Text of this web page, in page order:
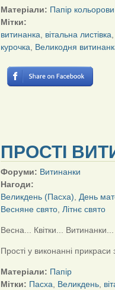
Матеріали: Папір
Мітки:
витинанка
вітальна листівка
курочка
Великодня
ПРОСТІ
Форуми: Витинанки
Нагоди:
Великдень (Пасха)
День
Весняне свято Літнє свято
Весна... Квітки... Витинанки...
Прості у виконанні прикраси
Матеріали: Папір
Мітки: Пасха Великдень